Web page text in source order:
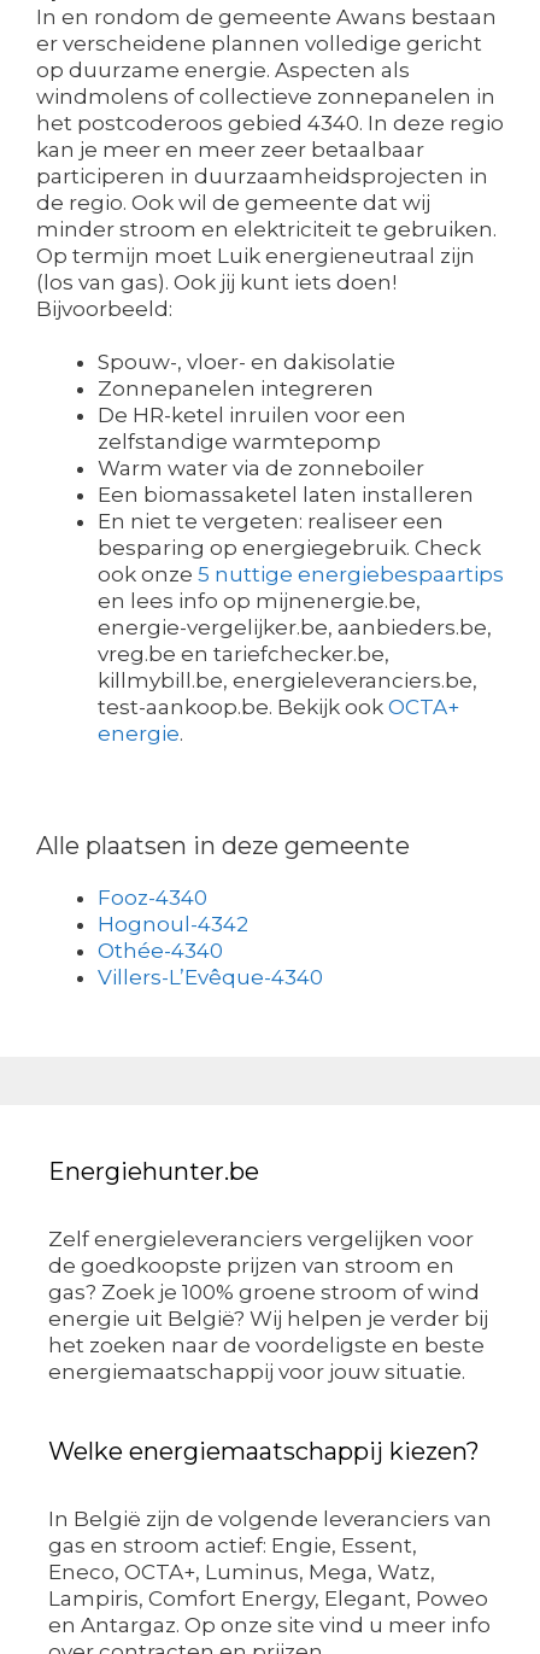
In en rondom de gemeente Awans bestaan
er verscheidene plannen volledige gericht
op duurzame energie. Aspecten als
windmolens of collectieve zonnepanelen in
het postcoderoos gebied 4340. In deze regio
kan je meer en meer zeer betaalbaar
participeren in duurzaamheidsprojecten in
de regio. Ook wil de gemeente dat wij
minder stroom en elektriciteit te gebruiken.
Op termijn moet Luik energieneutraal zijn
(los van gas). Ook jij kunt iets doen!
Bijvoorbeeld:
Spouw-, vloer- en dakisolatie
Zonnepanelen integreren
De HR-ketel inruilen voor een
zelfstandige warmtepomp
Warm water via de zonneboiler
Een biomassaketel laten installeren
En niet te vergeten: realiseer een
besparing op energiegebruik. Check
ook onze 5 nuttige energiebespaartips
en lees info op mijnenergie.be,
energie-vergelijker.be, aanbieders.be,
vreg.be en tariefchecker.be,
killmybill.be, energieleveranciers.be,
test-aankoop.be. Bekijk ook OCTA+
energie.
Alle plaatsen in deze gemeente
Fooz-4340
Hognoul-4342
Othée-4340
Villers-L’Evêque-4340
Energiehunter.be
Zelf energieleveranciers vergelijken voor
de goedkoopste prijzen van stroom en
gas? Zoek je 100% groene stroom of wind
energie uit België? Wij helpen je verder bij
het zoeken naar de voordeligste en beste
energiemaatschappij voor jouw situatie.
Welke energiemaatschappij kiezen?
In België zijn de volgende leveranciers van
gas en stroom actief: Engie, Essent,
Eneco, OCTA+, Luminus, Mega, Watz,
Lampiris, Comfort Energy, Elegant, Poweo
en Antargaz. Op onze site vind u meer info